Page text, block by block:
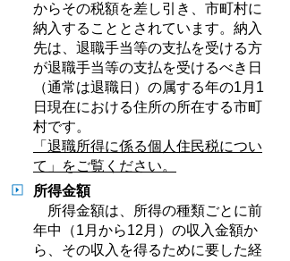
からその税額を差し引き、市町村に
納入することとされています。納入
先は、退職手当等の支払を受ける方
が退職手当等の支払を受けるべき日
（通常は退職日）の属する年の1月1
日現在における住所の所在する市町
村です。
「退職所得に係る個人住民税につい
て」をご覧ください。
所得金額
所得金額は、所得の種類ごとに前
年中（1月から12月）の収入金額か
ら、その収入を得るために要した経